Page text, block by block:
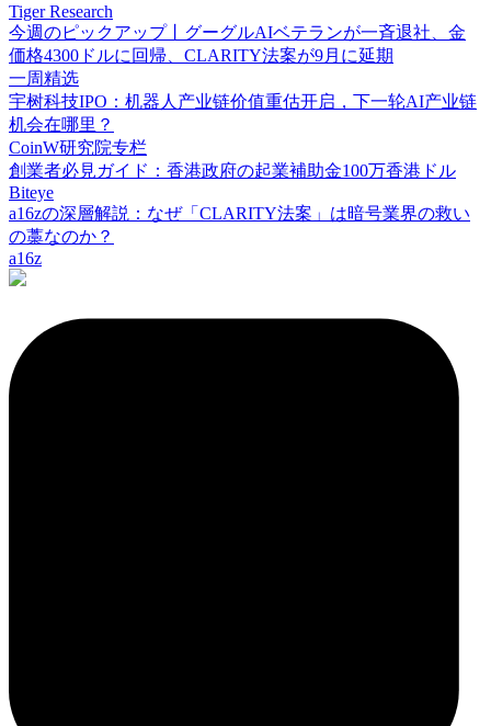
Tiger Research
今週のピックアップ丨グーグルAIベテランが一斉退社、金
価格4300ドルに回帰、CLARITY法案が9月に延期
一周精选
宇树科技IPO：机器人产业链价值重估开启，下一轮AI产业链
机会在哪里？
CoinW研究院专栏
創業者必見ガイド：香港政府の起業補助金100万香港ドル
Biteye
a16zの深層解説：なぜ「CLARITY法案」は暗号業界の救い
の藁なのか？
a16z